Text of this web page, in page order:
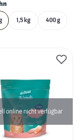
1,5 kg 400 g
online nicht verfügbar